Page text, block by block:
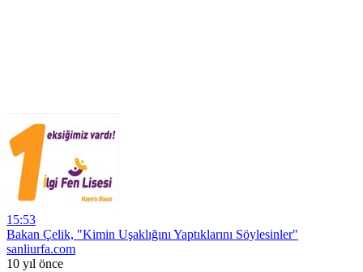
15:53
Bakan Çelik, "Kimin Uşaklığını Yaptıklarını Söylesinler"
sanliurfa.com
10 yıl önce